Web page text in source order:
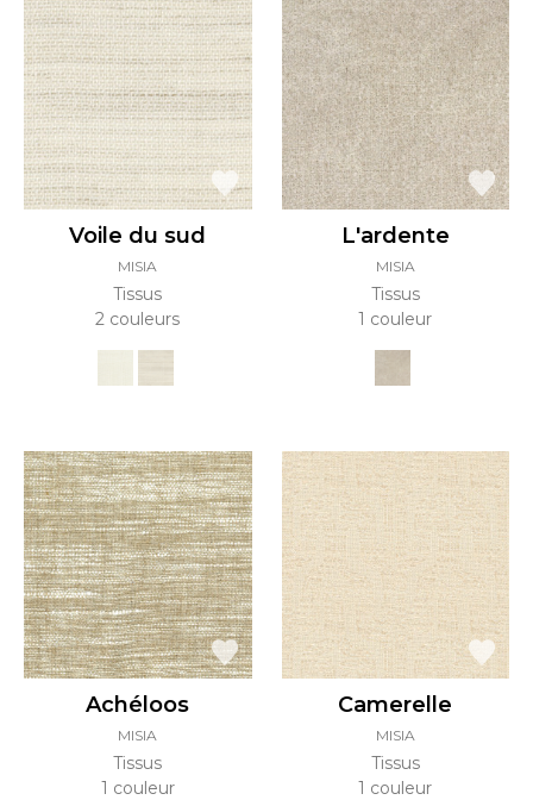
Voile du sud
MISIA
Tissus
2 couleurs
L'ardente
MISIA
Tissus
1 couleur
Achéloos
MISIA
Tissus
1 couleur
Camerelle
MISIA
Tissus
1 couleur